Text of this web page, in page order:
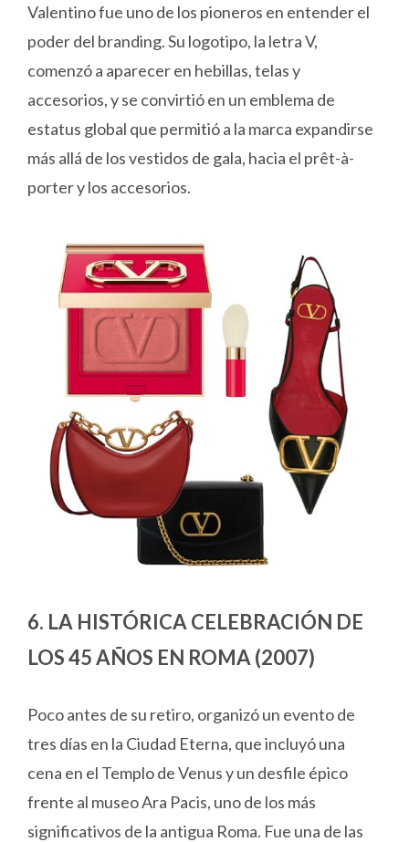
Valentino fue uno de los pioneros en entender el
poder del branding. Su logotipo, la letra V,
comenzó a aparecer en hebillas, telas y
accesorios, y se convirtió en un emblema de
estatus global que permitió a la marca expandirse
más allá de los vestidos de gala, hacia el prêt-à-
porter y los accesorios.
6. LA HISTÓRICA CELEBRACIÓN DE
LOS 45 AÑOS EN ROMA (2007)
Poco antes de su retiro, organizó un evento de
tres días en la Ciudad Eterna, que incluyó una
cena en el Templo de Venus y un desfile épico
frente al museo Ara Pacis, uno de los más
significativos de la antigua Roma. Fue una de las